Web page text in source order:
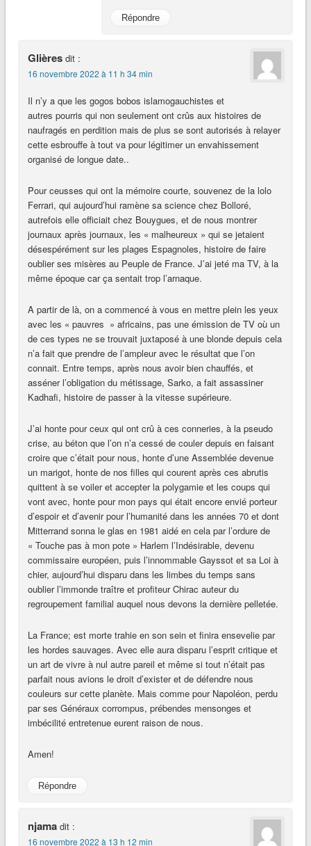
Répondre
Glières dit :
16 novembre 2022 à 11 h 34 min
Il n’y a que les gogos bobos islamogauchistes et
autres pourris qui non seulement ont crûs aux histoires de
naufragés en perdition mais de plus se sont autorisés à relayer
cette esbrouffe à tout va pour légitimer un envahissement
organisé de longue date..
Pour ceusses qui ont la mémoire courte, souvenez de la lolo
Ferrari, qui aujourd’hui ramène sa science chez Bolloré,
autrefois elle officiait chez Bouygues, et de nous montrer
journaux après journaux, les « malheureux » qui se jetaient
désespérément sur les plages Espagnoles, histoire de faire
oublier ses misères au Peuple de France. J’ai jeté ma TV, à la
même époque car ça sentait trop l’arnaque.
A partir de là, on a commencé à vous en mettre plein les yeux
avec les « pauvres » africains, pas une émission de TV où un
de ces types ne se trouvait juxtaposé à une blonde depuis cela
n’a fait que prendre de l’ampleur avec le résultat que l’on
connait. Entre temps, après nous avoir bien chauffés, et
asséner l’obligation du métissage, Sarko, a fait assassiner
Kadhafi, histoire de passer à la vitesse supérieure.
J’ai honte pour ceux qui ont crû à ces conneries, à la pseudo
crise, au béton que l’on n’a cessé de couler depuis en faisant
croire que c’était pour nous, honte d’une Assemblée devenue
un marigot, honte de nos filles qui courent après ces abrutis
quittent à se voiler et accepter la polygamie et les coups qui
vont avec, honte pour mon pays qui était encore envié porteur
d’espoir et d’avenir pour l’humanité dans les années 70 et dont
Mitterrand sonna le glas en 1981 aidé en cela par l’ordure de
« Touche pas à mon pote » Harlem l’Indésirable, devenu
commissaire européen, puis l’innommable Gayssot et sa Loi à
chier, aujourd’hui disparu dans les limbes du temps sans
oublier l’immonde traître et profiteur Chirac auteur du
regroupement familial auquel nous devons la dernière pelletée.
La France; est morte trahie en son sein et finira ensevelie par
les hordes sauvages. Avec elle aura disparu l’esprit critique et
un art de vivre à nul autre pareil et même si tout n’était pas
parfait nous avions le droit d’exister et de défendre nous
couleurs sur cette planète. Mais comme pour Napoléon, perdu
par ses Généraux corrompus, prébendes mensonges et
imbécilité entretenue eurent raison de nous.
Amen!
Répondre
njama dit :
16 novembre 2022 à 13 h 12 min